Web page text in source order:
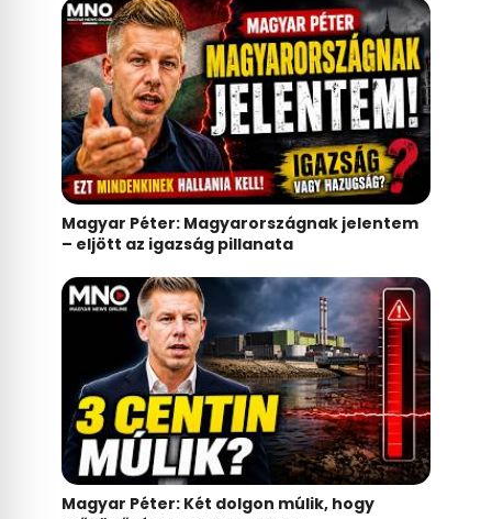
Magyar Péter: Magyarországnak jelentem
– eljött az igazság pillanata
Magyar Péter: Két dolgon múlik, hogy